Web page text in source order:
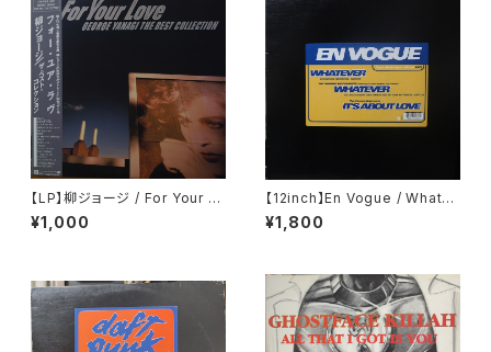
【LP】柳ジョージ / For Your L
ove - George Yanagi The
Best Collection
¥1,000
【12inch】En Vogue / Whatev
er (The Tumblin' Dice Rem
ixes)
¥1,800